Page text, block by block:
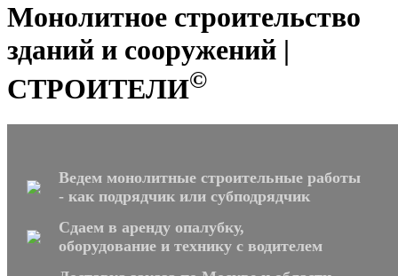
Монолитное строительство
зданий и сооружений |
СТРОИТЕЛИ©
Ведем монолитные строительные работы
- как подрядчик или субподрядчик
Сдаем в аренду опалубку,
оборудование и технику с водителем